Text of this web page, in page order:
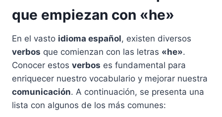
que empiezan con «he»
En el vasto idioma español, existen diversos
verbos que comienzan con las letras «he».
Conocer estos verbos es fundamental para
enriquecer nuestro vocabulario y mejorar nuestra
comunicación. A continuación, se presenta una
lista con algunos de los más comunes: